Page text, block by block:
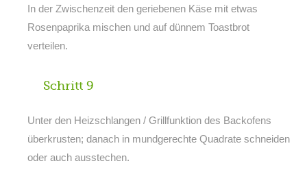
In der Zwischenzeit den geriebenen Käse mit etwas
Rosenpaprika mischen und auf dünnem Toastbrot
verteilen.
Schritt 9
Unter den Heizschlangen / Grillfunktion des Backofens
überkrusten; danach in mundgerechte Quadrate schneiden
oder auch ausstechen.